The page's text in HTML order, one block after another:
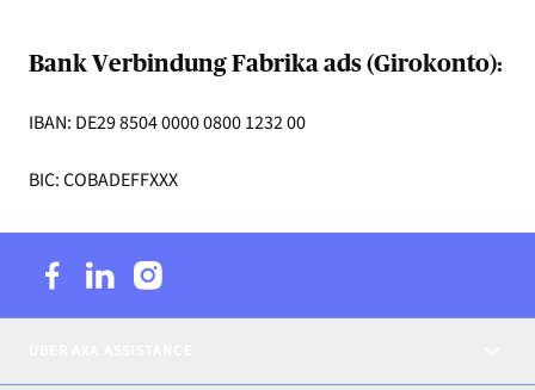
Bank Verbindung Fabrika ads (Girokonto):
IBAN: DE29 8504 0000 0800 1232 00
BIC: COBADEFFXXX